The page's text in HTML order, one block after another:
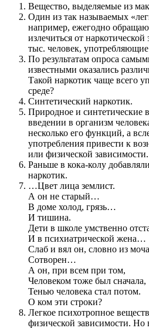
Вещество, выделяемые из
Один из так называемых
например, ежегодно
излечиться от
тыс. человек, употребляющие
По результатам опроса
известными ока­зались
Такой наркотик чаще всего
среде?
Синтетический наркотик.
Природное и синтетические
введении в организм
несколько его функций, а
употребления привести к
или физической зависимости.
Раньше в кока-колу
наркотик.
…Цвет лица землист.
А он не старый…
В доме холод, грязь…
И тишина.
Дети в школе умственно
И в психиатрической жена…
Слаб и вял он, словно из
Сотворен…
А он, при всем при том,
Человеком тоже был сначала,
Тенью человека стал потом.
О ком эти строки?
Легкое психотропное
физической зависимости.